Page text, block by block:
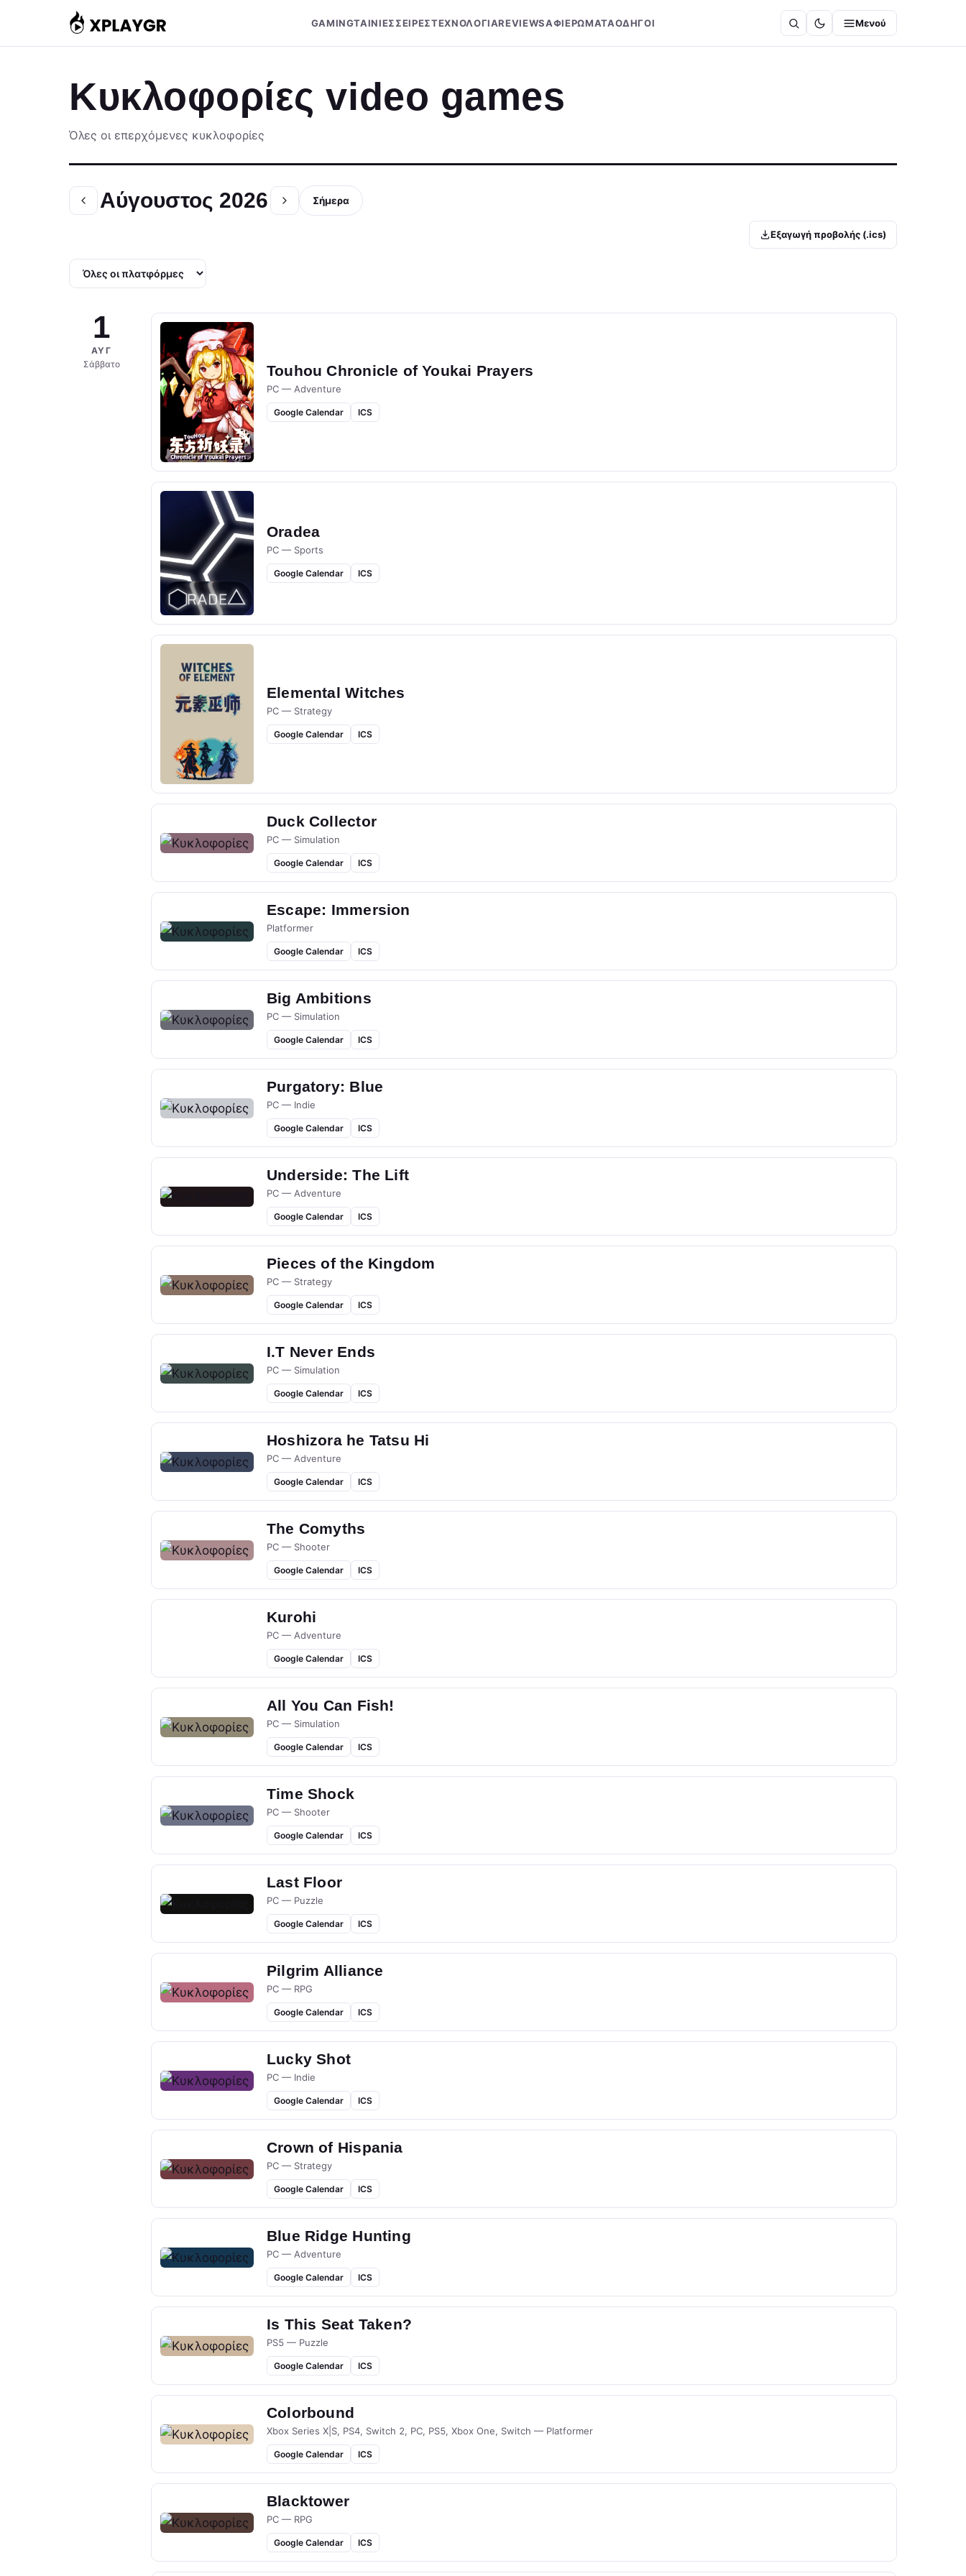
περιεχόμενο
GAMINGΤΑΙΝΙΕΣΣΕΙΡΕΣΤΕΧΝΟΛΟΓΙΑREVIEWSΑΦΙΕΡΩΜΑΤΑΟΔΗΓΟΙ Μενού
Κυκλοφορίες video games
Όλες οι επερχόμενες κυκλοφορίες
Αύγουστος 2026 Σήμερα
Εξαγωγή προβολής (.ics)
1
ΑΥΓ
Σάββατο
Touhou Chronicle of Youkai Prayers
PC — Adventure
Google Calendar ICS
Oradea
PC — Sports
Google Calendar ICS
Elemental Witches
PC — Strategy
Google Calendar ICS
Duck Collector
PC — Simulation
Google Calendar ICS
Escape: Immersion
Platformer
Google Calendar ICS
Big Ambitions
PC — Simulation
Google Calendar ICS
Purgatory: Blue
PC — Indie
Google Calendar ICS
Underside: The Lift
PC — Adventure
Google Calendar ICS
Pieces of the Kingdom
PC — Strategy
Google Calendar ICS
I.T Never Ends
PC — Simulation
Google Calendar ICS
Hoshizora he Tatsu Hi
PC — Adventure
Google Calendar ICS
The Comyths
PC — Shooter
Google Calendar ICS
Kurohi
PC — Adventure
Google Calendar ICS
All You Can Fish!
PC — Simulation
Google Calendar ICS
Time Shock
PC — Shooter
Google Calendar ICS
Last Floor
PC — Puzzle
Google Calendar ICS
Pilgrim Alliance
PC — RPG
Google Calendar ICS
Lucky Shot
PC — Indie
Google Calendar ICS
Crown of Hispania
PC — Strategy
Google Calendar ICS
Blue Ridge Hunting
PC — Adventure
Google Calendar ICS
Is This Seat Taken?
PS5 — Puzzle
Google Calendar ICS
Colorbound
Xbox Series X|S, PS4, Switch 2, PC, PS5, Xbox One, Switch — Platformer
Google Calendar ICS
Blacktower
PC — RPG
Google Calendar ICS